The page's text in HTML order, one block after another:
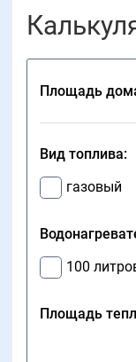
Площадь
Вид топлива:
газовый
100
Площадь